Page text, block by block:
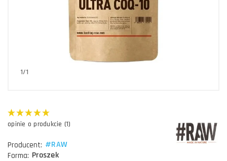
1/1
opinie o produkcie (1)
Producent: #RAW
Forma: Proszek